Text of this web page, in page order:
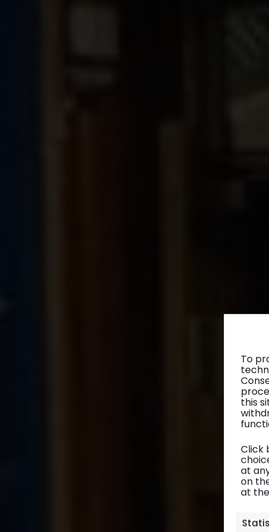
To
this
Click
at
on
at